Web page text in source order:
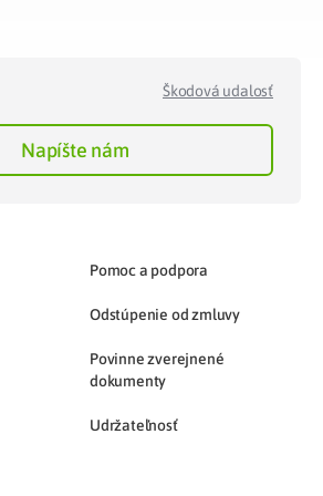
Škodová udalosť
Napíšte nám
Pomoc a podpora
Odstúpenie od zmluvy
Povinne zverejnené
dokumenty
Udržateľnosť